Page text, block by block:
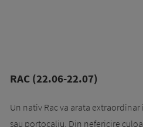
RAC (22.06-22.07)
Un nativ Rac va arata
sau portocaliu. Din nefericire